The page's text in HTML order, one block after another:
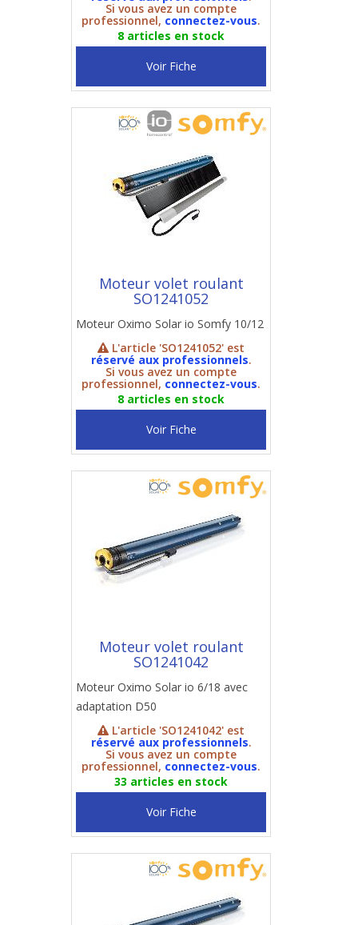
Si vous avez un compte
professionnel, connectez-vous.
8 articles en stock
Voir Fiche
Moteur volet roulant
SO1241052
Moteur Oximo Solar io Somfy 10/12
L'article 'SO1241052' est
réservé aux professionnels.
Si vous avez un compte
professionnel, connectez-vous.
8 articles en stock
Voir Fiche
Moteur volet roulant
SO1241042
Moteur Oximo Solar io 6/18 avec
adaptation D50
L'article 'SO1241042' est
réservé aux professionnels.
Si vous avez un compte
professionnel, connectez-vous.
33 articles en stock
Voir Fiche